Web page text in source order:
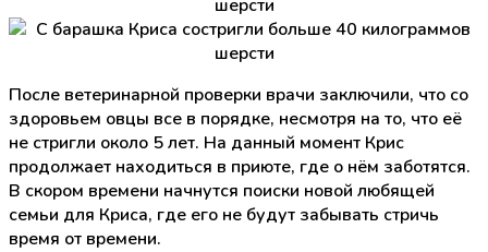
После ветеринарной проверки врачи заключили, что со
здоровьем овцы все в порядке, несмотря на то, что её
не стригли около 5 лет. На данный момент Крис
продолжает находиться в приюте, где о нём заботятся.
В скором времени начнутся поиски новой любящей
семьи для Криса, где его не будут забывать стричь
время от времени.